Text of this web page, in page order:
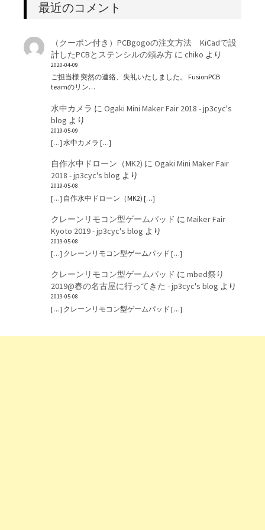
最近のコメント
（クーポン付き）PCBgogoの注文方法 KiCadで設
計したPCBとステンシルの頼み方に chiko より
2020-04-09
ご担当様 突然の連絡、失礼いたしました。 FusionPCB
teamのリン…
水中カメラ に Ogaki Mini Maker Fair 2018 - jp3cyc's
blog より
2019-05-09
[…] 水中カメラ […]
自作水中ドローン（MK2) に Ogaki Mini Maker Fair
2018 - jp3cyc's blog より
2019-05-08
[…] 自作水中ドローン（MK2) […]
クレーンリモコン型ゲームパッド に Maiker Fair
Kyoto 2019 - jp3cyc's blog より
2019-05-08
[…] クレーンリモコン型ゲームパッド […]
クレーンリモコン型ゲームパッド に mbed祭り
2019@春の名古屋に行ってきた - jp3cyc's blog より
2019-05-08
[…] クレーンリモコン型ゲームパッド […]